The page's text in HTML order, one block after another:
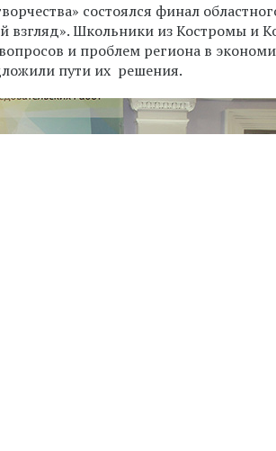
состоялся финал
взгляд». Школьники из Костромы и
и проблем региона в
пути их решения.